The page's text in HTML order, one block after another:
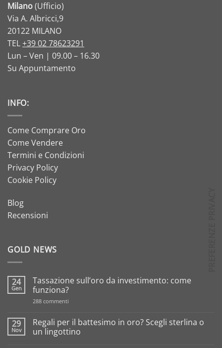
Milano(Ufficio)
Via A. Albricci,9
20122 MILANO
TEL+39 02 78623291
Lun – Ven | 09.00 – 16.30
Su Appuntamento
INFO:
Come Comprare Oro
Come Vendere
Termini e Condizioni
Privacy Policy
Cookie Policy
Blog
Recensioni
GOLD NEWS
24
Gen
Tassazione sull’oro da investimento: come
funziona?
288 commenti
da
investimento:
come
29
Nov
Regali per il battesimo in oro? Scegli sterlina o
un lingottino